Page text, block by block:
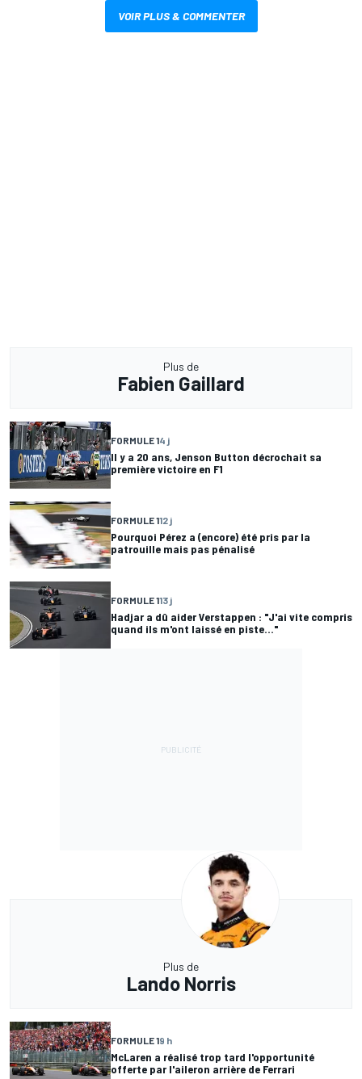
VOIR PLUS & COMMENTER
Plus de
Fabien Gaillard
FORMULE 14 j
Il y a 20 ans, Jenson Button décrochait sa
première victoire en F1
FORMULE 112 j
Pourquoi Pérez a (encore) été pris par la
patrouille mais pas pénalisé
FORMULE 113 j
Hadjar a dû aider Verstappen : "J'ai vite compris
quand ils m'ont laissé en piste..."
Plus de
Lando Norris
FORMULE 19 h
McLaren a réalisé trop tard l'opportunité
offerte par l'aileron arrière de Ferrari